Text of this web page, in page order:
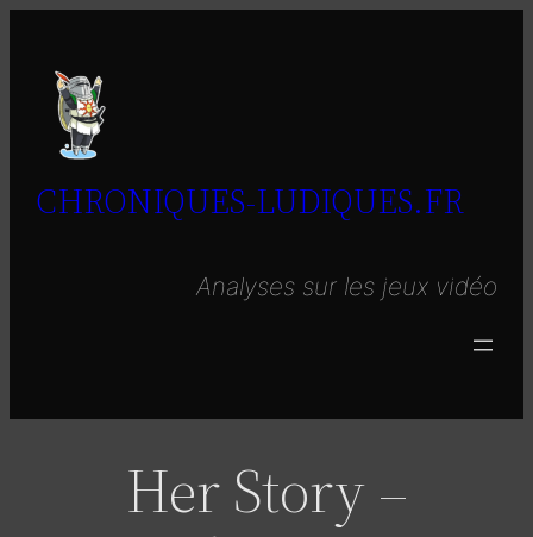
contenu
CHRONIQUES-LUDIQUES.FR
Analyses sur les jeux vidéo
Her Story –